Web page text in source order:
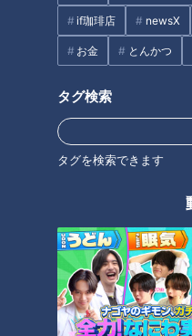
if珈琲店 newsX
お金 とんかつ
タグ検索
タグを検索できます